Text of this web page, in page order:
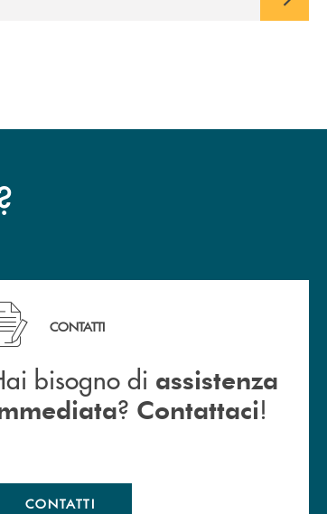
bisogno di assistenza immediata ? Contattaci !
CONTATTI
bisogno di assistenza
? Contattaci!
CONTATTI